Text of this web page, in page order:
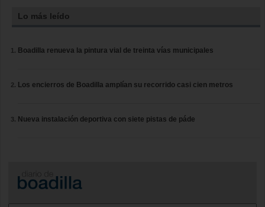
Lo más leído
Boadilla renueva la pintura vial de treinta vías municipales
Los encierros de Boadilla amplían su recorrido casi cien metros
Nueva instalación deportiva con siete pistas de páde